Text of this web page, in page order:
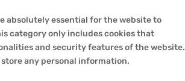
absolutely essential for the website to
category only includes cookies that
and security features of the website.
store any personal information.